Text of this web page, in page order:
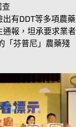
查
出有DDT等多項農藥
報，坦承要求業者
「芬普尼」農藥殘